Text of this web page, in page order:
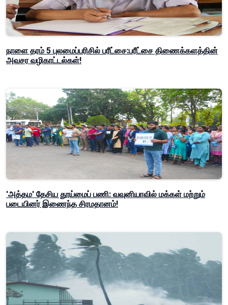
நாளை தரம் 5 புலமைப்பரிசில் பரீட்சை:பரீட்சை திணைக்களத்தின்
அவசர வழிகாட்டல்கள்!
'அத்தம' தேசிய தூய்மைப் பணி: வவுனியாவில் மக்கள் மற்றும்
படையினர் இணைந்த சிரமதானம்!